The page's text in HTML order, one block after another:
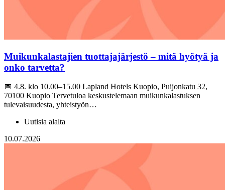
Muikunkalastajien tuottajajärjestö – mitä hyötyä ja
onko tarvetta?
📅 4.8. klo 10.00–15.00 Lapland Hotels Kuopio, Puijonkatu 32,
70100 Kuopio Tervetuloa keskustelemaan muikunkalastuksen
tulevaisuudesta, yhteistyön…
Uutisia alalta
10.07.2026